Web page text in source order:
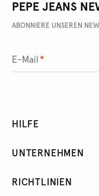
PEPE JEANS
ABONNIERE UNSEREN
E-Mail *
HILFE
UNTERNEHMEN
RICHTLINIEN